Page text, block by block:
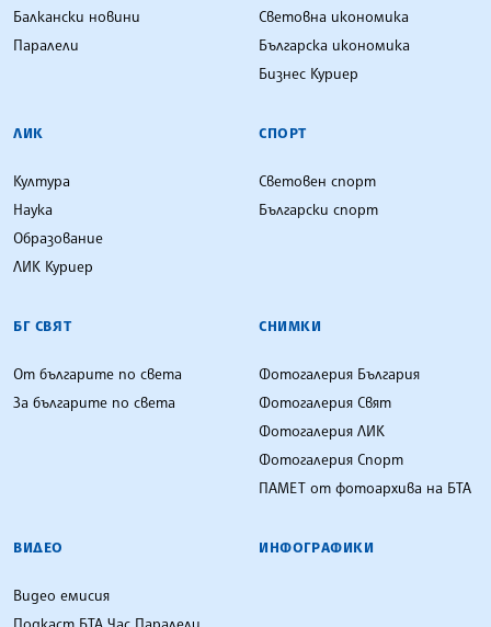
Балкански новини
Паралели
Световна икономика
Българска икономика
Бизнес Куриер
ЛИК
Култура
Наука
Образование
ЛИК Куриер
СПОРТ
Световен спорт
Български спорт
БГ СВЯТ
От българите по света
За българите по света
СНИМКИ
Фотогалерия България
Фотогалерия Свят
Фотогалерия ЛИК
Фотогалерия Спорт
ПАМЕТ от фотоархива на БТА
ВИДЕО
Видео емисия
ИНФОГРАФИКИ